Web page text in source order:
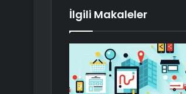
İlgili Makaleler